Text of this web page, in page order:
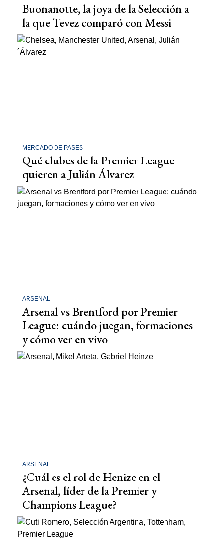
Buonanotte, la joya de la Selección a
la que Tevez comparó con Messi
MERCADO DE PASES
Qué clubes de la Premier League
quieren a Julián Álvarez
ARSENAL
Arsenal vs Brentford por Premier
League: cuándo juegan, formaciones
y cómo ver en vivo
ARSENAL
¿Cuál es el rol de Henize en el
Arsenal, líder de la Premier y
Champions League?